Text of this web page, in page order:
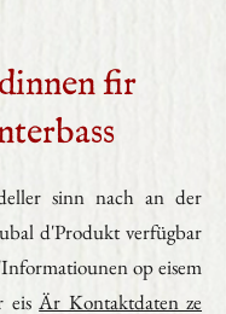
fir
sinn nach an der
d'Produkt verfügbar
op eisem
eisÄr Kontaktdaten ze